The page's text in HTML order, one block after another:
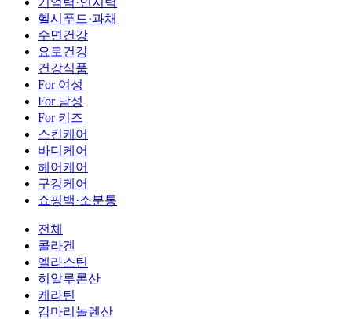
헬시푸드·과채
수면건강
요로건강
건강식품
For 여성
For 남성
For 키즈
스킨케어
바디케어
헤어케어
구강케어
쇼핑백·소분통
전체
콜라겐
엘라스틴
히알루론산
케라틴
감마리놀렌산